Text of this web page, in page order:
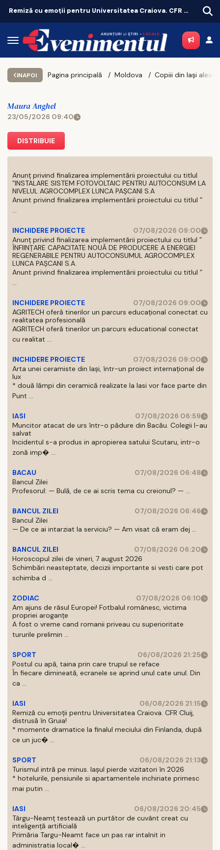
Remiză cu emoții pentru Universitatea Craiova. CFR Cluij, distrusă în Gruia!
INAPOI Pagina principală Moldova
Maura Anghel
23/05/2026 09:40
DISTRIBUIE
Anunț privind finalizarea implementării proiectului cu titlul
”INSTALARE SISTEM FOTOVOLTAIC PENTRU AUTOCONSUM LA
NIVELUL AGROCOMPLEX LUNCA PAȘCANI S.A
Anunt privind finalizarea implementării proiectului cu titlul ”
...
INCHIDERE PROIECTE
07/08/2026 09:00
Anunț privind finalizarea implementării proiectului cu titlul ”
ÎNFIINȚARE CAPACITATE NOUĂ DE PRODUCERE A ENERGIEI
REGENERABILE PENTRU AUTOCONSUMUL AGROCOMPLEX
LUNCA PAȘCANI S.A.
Anunt privind finalizarea implementării proiectului cu titlul ”
...
INCHIDERE PROIECTE
07/08/2026 09:00
AGRITECH oferă tinerilor un parcurs educațional conectat cu
realitatea profesională
AGRITECH oferă tinerilor un parcurs educational conectat
cu realitat ...
INCHIDERE PROIECTE
07/08/2026 09:00
Arta unei ceramiste din Iași, într-un proiect internațional de
lux
* două lămpi din ceramică realizate la Iasi vor face parte din
Punt ...
IASI
07/08/2026 06:59
Muncitor atacat de urs într-o pădure din Bacău. Colegii l-au
salvat
Incidentul s-a produs in apropierea satului Scutaru, intr-o
zonă imp� ...
BACAU
07/08/2026 06:48
Bancul Zilei
Profesorul: — Bulă, de ce ai scris tema cu creionul? — ...
BANCUL ZILEI
07/08/2026 06:46
Bancul Zilei
— De ce ai intarziat la serviciu? — Am visat că eram dej ...
BANCUL ZILEI
07/08/2026 06:20
Horoscopul zilei de vineri, 7 august 2026
Schimbări neasteptate, decizii importante si vesti care pot
schimba d ...
ZODIAC
07/08/2026 06:10
Am ajuns de râsul Europei! Fotbalul românesc, victima
propriei aroganțe
A fost o vreme cand romanii priveau cu superioritate
tururile prelimin ...
SPORT
06/08/2026 21:25
Postul cu apă, taina prin care trupul se reface
În fiecare dimineată, ecranele se aprind unul cate unul. Din
ca ...
IASI
06/08/2026 21:15
Remiză cu emoții pentru Universitatea Craiova. CFR Cluij,
distrusă în Gruia!
* momente dramatice la finalul meciului din Finlanda, după
ce un juc� ...
SPORT
06/08/2026 21:13
Turismul intră pe minus. Iașul pierde vizitatori în 2026
* hotelurile, pensiunile si apartamentele inchiriate primesc
mai putin ...
IASI
06/08/2026 20:45
Târgu-Neamț testează un purtător de cuvânt creat cu
inteligență artificială
Primăria Targu-Neamt face un pas rar intalnit in
administratia local� ...